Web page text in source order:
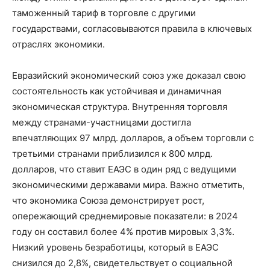
таможенный тариф в торговле с другими
государствами, согласовываются правила в ключевых
отраслях экономики.
Евразийский экономический союз уже доказал свою
состоятельность как устойчивая и динамичная
экономическая структура. Внутренняя торговля
между странами-участницами достигла
впечатляющих 97 млрд. долларов, а объем торговли с
третьими странами приблизился к 800 млрд.
долларов, что ставит ЕАЭС в один ряд с ведущими
экономическими державами мира. Важно отметить,
что экономика Союза демонстрирует рост,
опережающий среднемировые показатели: в 2024
году он составил более 4% против мировых 3,3%.
Низкий уровень безработицы, который в ЕАЭС
снизился до 2,8%, свидетельствует о социальной